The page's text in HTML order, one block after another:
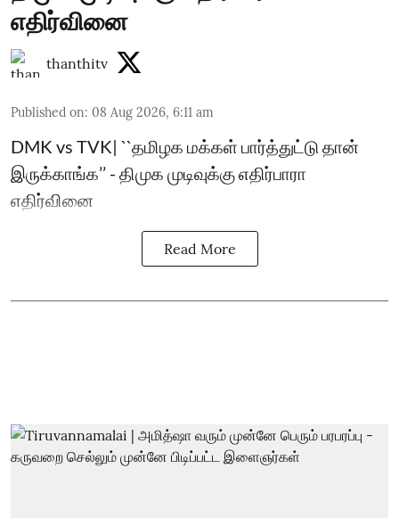
எதிர்வினை
thanthitv
Published on: 08 Aug 2026, 6:11 am
DMK vs TVK| ``தமிழக மக்கள் பார்த்துட்டு தான்
இருக்காங்க’’ - திமுக முடிவுக்கு எதிர்பாரா
எதிர்வினை
Read More